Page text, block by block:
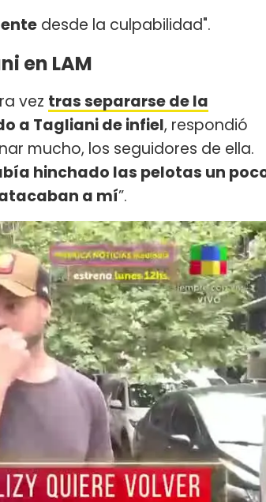
desde la culpabilidad".
en LAM
vez tras separarse de la
a Tagliani de infiel, respondió
mucho, los seguidores de ella.
hinchado las pelotas un
a mí”.